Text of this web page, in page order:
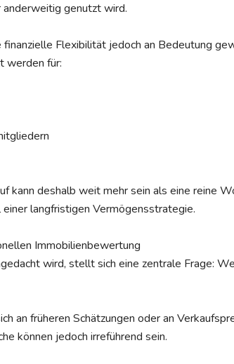
genutzt wird.
finanzielle Flexibilität jedoch an Bedeutung
werden für:
kann deshalb weit mehr sein als eine reine
langfristigen Vermögensstrategie.
Immobilienbewertung
wird, stellt sich eine zentrale Frage:
an früheren Schätzungen oder an
können jedoch irreführend sein.